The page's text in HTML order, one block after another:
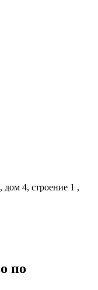
дом 4, строение 1 ,
по